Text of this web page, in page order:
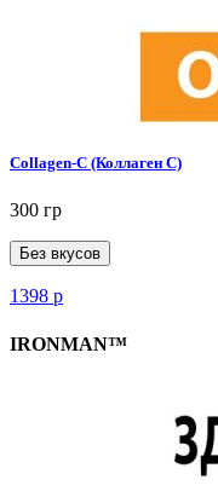
Collagen-C (Коллаген С)
300 гр
Без вкусов
1398 р
IRONMAN™